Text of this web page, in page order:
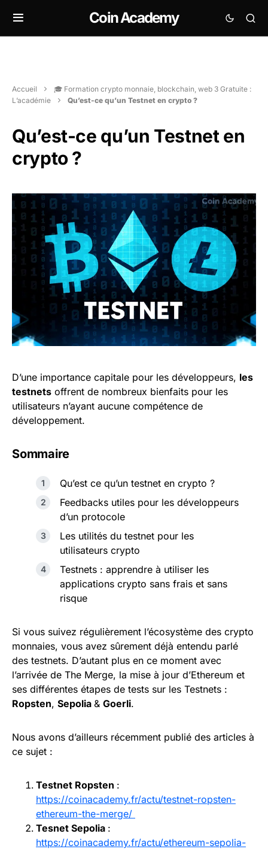
Coin Academy
Accueil
🎓 Formation crypto monnaie, blockchain, web 3 Gratuite :
L’académie
Qu’est-ce qu’un Testnet en crypto ?
Qu’est-ce qu’un Testnet en
crypto ?
D’une importance capitale pour les développeurs, les
testnets offrent de nombreux bienfaits pour les
utilisateurs n’ayant aucune compétence de
développement.
Sommaire
Qu’est ce qu’un testnet en crypto ?
Feedbacks utiles pour les développeurs
d’un protocole
Les utilités du testnet pour les
utilisateurs crypto
Testnets : apprendre à utiliser les
applications crypto sans frais et sans
risque
Si vous suivez régulièrement l’écosystème des crypto
monnaies, vous avez sûrement déjà entendu parlé
des testnets. D’autant plus en ce moment avec
l’arrivée de The Merge, la mise à jour d’Ethereum et
ses différentes étapes de tests sur les Testnets :
Ropsten, Sepolia & Goerli.
Nous avons d’ailleurs récemment publié des articles à
ce sujet :
Testnet Ropsten :
https://coinacademy.fr/actu/testnet-ropsten-
ethereum-the-merge/
Tesnet Sepolia :
https://coinacademy.fr/actu/ethereum-sepolia-